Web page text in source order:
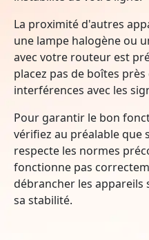
La proximité d'autres
une lampe halogène ou
avec votre routeur est
placez pas de boîtes
interférences avec les
Pour garantir le bon
vérifiez au préalable que
respecte les normes
fonctionne pas
débrancher les
sa stabilité.